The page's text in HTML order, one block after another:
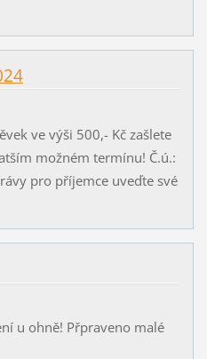
ve výši 500,- Kč zašlete
možném termínu! Č.ú.:
pro příjemce uveďte své
u ohně! Přpraveno malé